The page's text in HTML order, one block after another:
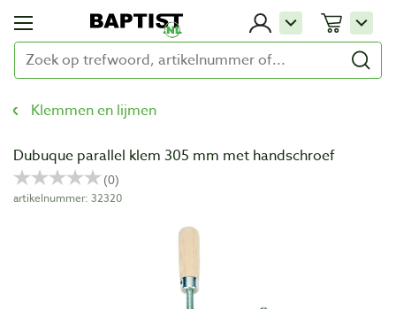
Klemmen en lijmen
Dubuque parallel klem 305 mm met handschroef
artikelnummer: 32320